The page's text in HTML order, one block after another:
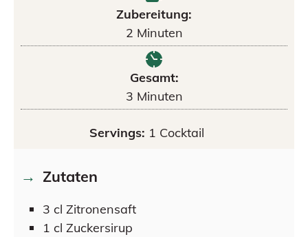
Zubereitung:
2 Minuten
Gesamt:
3 Minuten
Servings: 1 Cocktail
Zutaten
3 cl Zitronensaft
1 cl Zuckersirup